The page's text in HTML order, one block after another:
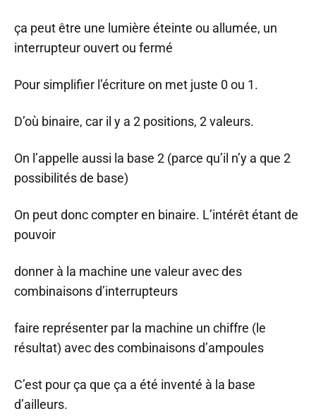
ça peut être une lumière éteinte ou allumée, un
interrupteur ouvert ou fermé
Pour simplifier l’écriture on met juste 0 ou 1.
D’où binaire, car il y a 2 positions, 2 valeurs.
On l’appelle aussi la base 2 (parce qu’il n’y a que 2
possibilités de base)
On peut donc compter en binaire. L’intérêt étant de
pouvoir
donner à la machine une valeur avec des
combinaisons d’interrupteurs
faire représenter par la machine un chiffre (le
résultat) avec des combinaisons d’ampoules
C’est pour ça que ça a été inventé à la base
d’ailleurs.